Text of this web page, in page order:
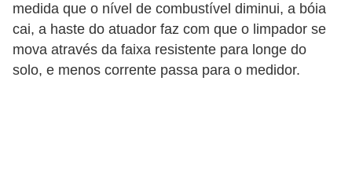
medida que o nível de combustível diminui, a bóia
cai, a haste do atuador faz com que o limpador se
mova através da faixa resistente para longe do
solo, e menos corrente passa para o medidor.
a
s
a
u